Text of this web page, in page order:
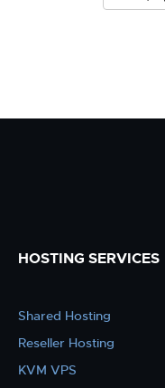
HOSTING SERVICES
Shared Hosting
Reseller Hosting
KVM VPS